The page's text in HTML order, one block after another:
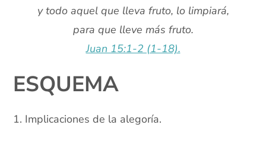
y todo aquel que lleva fruto, lo limpiará,
para que lleve más fruto.
Juan 15:1-2 (1-18).
ESQUEMA
1. Implicaciones de la alegoría.